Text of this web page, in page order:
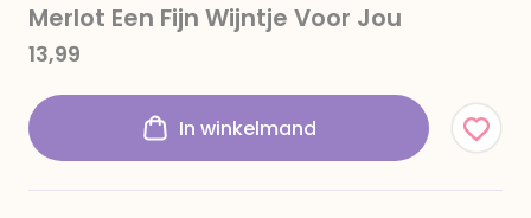
Merlot Een Fijn Wijntje Voor Jou
13,99
In winkelmand